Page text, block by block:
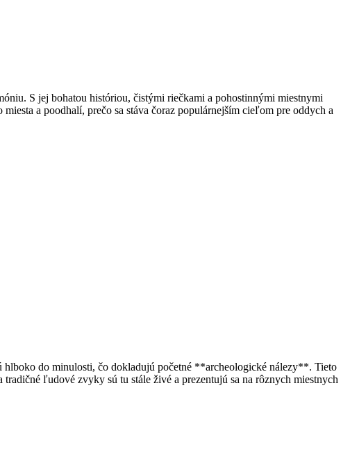
S jej bohatou históriou, čistými riečkami a ​pohostinnými ⁤miestnymi
a poodhalí, prečo sa ⁢stáva čoraz populárnejším cieľom pre oddych a
hlboko do minulosti, čo dokladujú početné ⁢**archeologické nálezy**. Tieto
⁢ľudové zvyky sú ⁤tu⁤ stále živé a prezentujú sa na rôznych miestnych